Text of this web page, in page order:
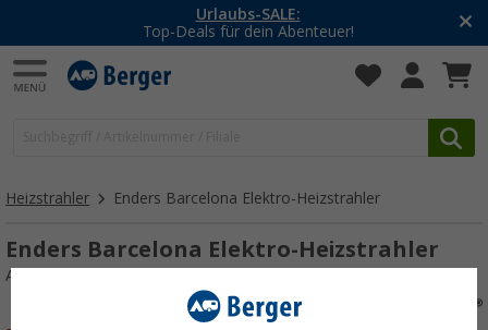
-20% auf Kleidung und Schuhe
Mit dem Aktionscode
20SSV
Heizstrahler Enders Barcelona Elektro-Heizstrahler
Enders Barcelona Elektro-Heizstrahler
Art.-Nr.: 443550